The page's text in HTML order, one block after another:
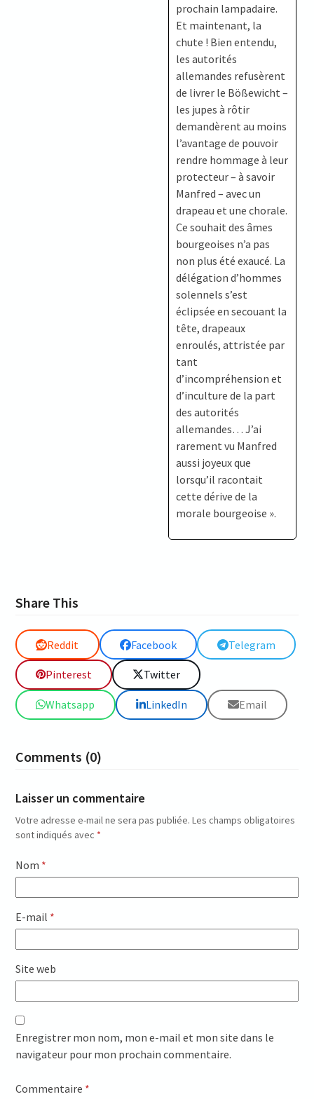
prochain lampadaire.
Et maintenant, la
chute ! Bien entendu,
les autorités
allemandes refusèrent
de livrer le Bößewicht –
les jupes à rôtir
demandèrent au moins
l’avantage de pouvoir
rendre hommage à leur
protecteur – à savoir
Manfred – avec un
drapeau et une chorale.
Ce souhait des âmes
bourgeoises n’a pas
non plus été exaucé. La
délégation d’hommes
solennels s’est
éclipsée en secouant la
tête, drapeaux
enroulés, attristée par
tant
d’incompréhension et
d’inculture de la part
des autorités
allemandes… J’ai
rarement vu Manfred
aussi joyeux que
lorsqu’il racontait
cette dérive de la
morale bourgeoise ».
Share This
Reddit Facebook Telegram
Pinterest Twitter
Whatsapp LinkedIn Email
Comments (0)
Laisser un commentaire
Votre adresse e-mail ne sera pas publiée. Les champs obligatoires
sont indiqués avec *
Nom *
E-mail *
Site web
Enregistrer mon nom, mon e-mail et mon site dans le
navigateur pour mon prochain commentaire.
Commentaire *